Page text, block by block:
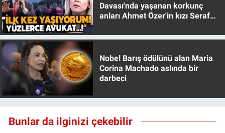
Davası'nda yaşanan korkunç
anları Ahmet Özer'in kızı Seraf
Nobel Barış ödülünü alan Maria
Corina Machado aslında bir
darbeci
Bunlar da ilginizi çekebilir